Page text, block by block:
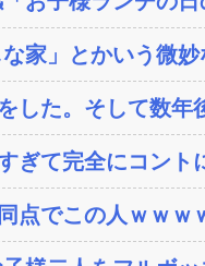
家」とかいう微
した。そして数年
ぎて完全にコン
点でこの人ｗｗｗ